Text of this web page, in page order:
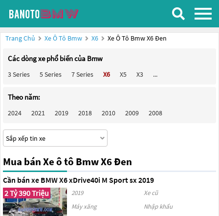
Trang Chủ Xe Ô Tô Bmw X6 Xe Ô Tô Bmw X6 Đen
Các dòng xe phổ biến của Bmw
3 Series 5 Series 7 Series X6 X5 X3 ...
Theo năm:
2024 2021 2019 2018 2010 2009 2008
Mua bán Xe ô tô Bmw X6 Đen
Cần bán xe BMW X6 xDrive40i M Sport sx 2019
2 Tỷ 390 Triệu
2019
Xe cũ
Máy xăng
Nhập khẩu